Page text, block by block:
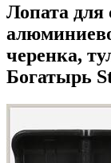
Лопата для
черенка,
Богатырь